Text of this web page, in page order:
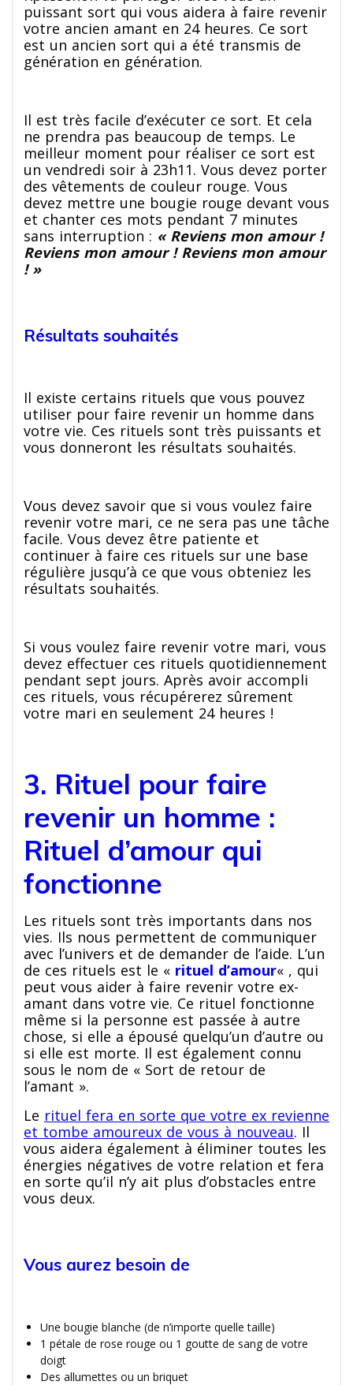
puissant sort qui vous aidera à faire revenir
votre ancien amant en 24 heures. Ce sort
est un ancien sort qui a été transmis de
génération en génération.
Il est très facile d’exécuter ce sort. Et cela
ne prendra pas beaucoup de temps. Le
meilleur moment pour réaliser ce sort est
un vendredi soir à 23h11. Vous devez porter
des vêtements de couleur rouge. Vous
devez mettre une bougie rouge devant vous
et chanter ces mots pendant 7 minutes
sans interruption : « Reviens mon amour !
Reviens mon amour ! Reviens mon amour
! »
Résultats souhaités
Il existe certains rituels que vous pouvez
utiliser pour faire revenir un homme dans
votre vie. Ces rituels sont très puissants et
vous donneront les résultats souhaités.
Vous devez savoir que si vous voulez faire
revenir votre mari, ce ne sera pas une tâche
facile. Vous devez être patiente et
continuer à faire ces rituels sur une base
régulière jusqu’à ce que vous obteniez les
résultats souhaités.
Si vous voulez faire revenir votre mari, vous
devez effectuer ces rituels quotidiennement
pendant sept jours. Après avoir accompli
ces rituels, vous récupérerez sûrement
votre mari en seulement 24 heures !
3. Rituel pour faire
revenir un homme :
Rituel d’amour qui
fonctionne
Les rituels sont très importants dans nos
vies. Ils nous permettent de communiquer
avec l’univers et de demander de l’aide. L’un
de ces rituels est le « rituel d’amour« , qui
peut vous aider à faire revenir votre ex-
amant dans votre vie. Ce rituel fonctionne
même si la personne est passée à autre
chose, si elle a épousé quelqu’un d’autre ou
si elle est morte. Il est également connu
sous le nom de « Sort de retour de
l’amant ».
Le rituel fera en sorte que votre ex revienne
et tombe amoureux de vous à nouveau. Il
vous aidera également à éliminer toutes les
énergies négatives de votre relation et fera
en sorte qu’il n’y ait plus d’obstacles entre
vous deux.
Vous aurez besoin de
Une bougie blanche (de n’importe quelle taille)
1 pétale de rose rouge ou 1 goutte de sang de votre
doigt
Des allumettes ou un briquet